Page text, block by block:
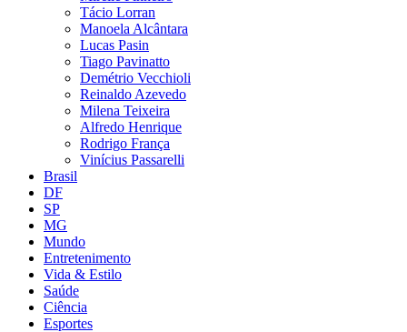
Tácio Lorran
Manoela Alcântara
Lucas Pasin
Tiago Pavinatto
Demétrio Vecchioli
Reinaldo Azevedo
Milena Teixeira
Alfredo Henrique
Rodrigo França
Vinícius Passarelli
Brasil
DF
SP
MG
Mundo
Entretenimento
Vida & Estilo
Saúde
Ciência
Esportes